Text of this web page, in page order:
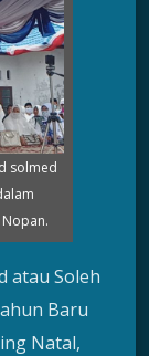
solmed
atau Soleh
Baru
Natal,